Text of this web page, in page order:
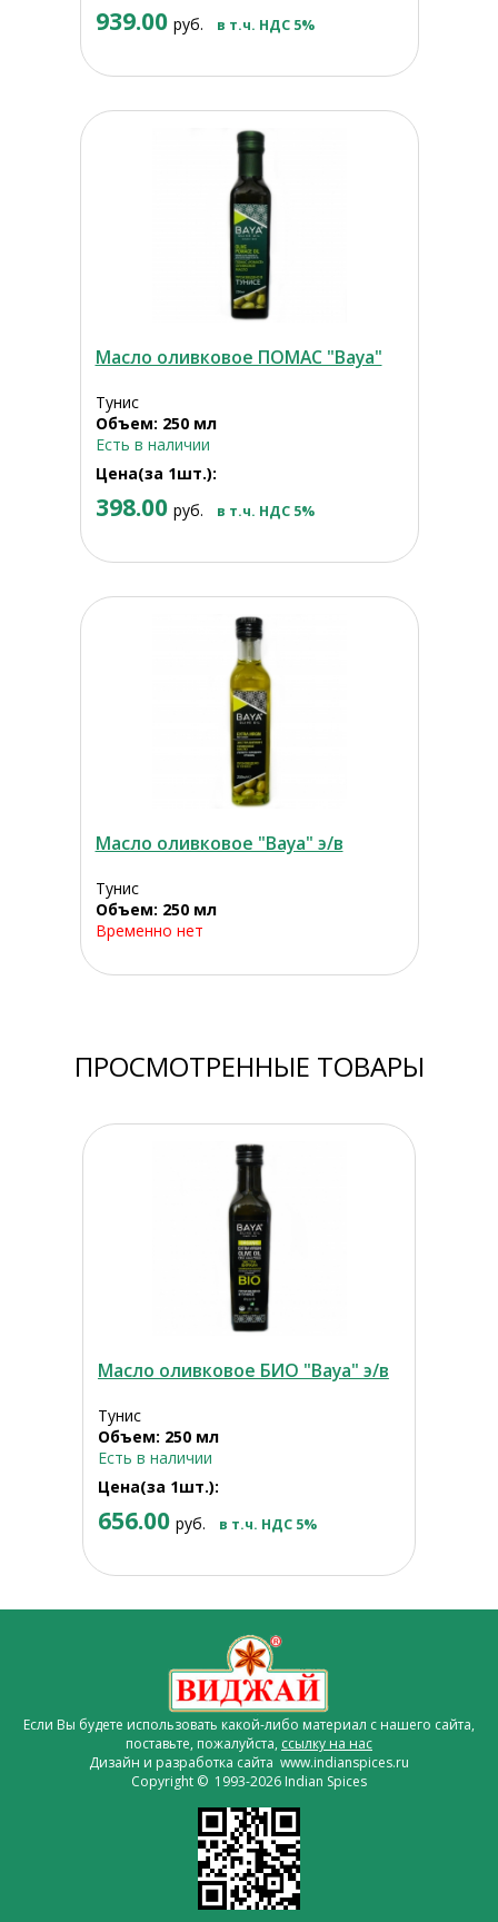
939.00 руб. в т.ч. НДС 5%
Масло оливковое ПОМАС "Baya"
Тунис
Объем: 250 мл
Есть в наличии
Цена(за 1шт.):
398.00 руб. в т.ч. НДС 5%
Масло оливковое "Baya" э/в
Тунис
Объем: 250 мл
Временно нет
ПРОСМОТРЕННЫЕ ТОВАРЫ
Масло оливковое БИО "Baya" э/в
Тунис
Объем: 250 мл
Есть в наличии
Цена(за 1шт.):
656.00 руб. в т.ч. НДС 5%
Если Вы будете использовать какой-либо материал с нашего сайта,
поставьте, пожалуйста, ссылку на нас
Дизайн и разработка сайта www.indianspices.ru
Copyright © 1993-2026 Indian Spices